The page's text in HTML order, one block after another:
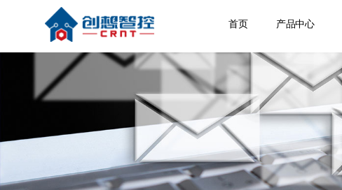
首页 产品中心
焊缝跟踪
激光位移
焊接相机
空间定位
其他产品